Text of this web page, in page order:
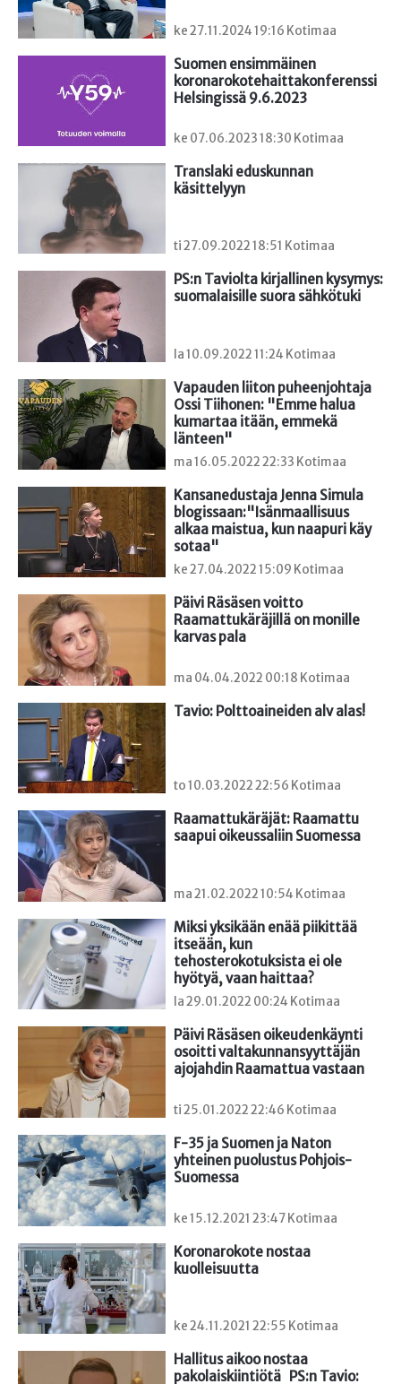
ke 27.11.2024 19:16 Kotimaa
Suomen ensimmäinen
koronarokotehaittakonferenssi
Helsingissä 9.6.2023
ke 07.06.2023 18:30 Kotimaa
Translaki eduskunnan
käsittelyyn
ti 27.09.2022 18:51 Kotimaa
PS:n Taviolta kirjallinen kysymys:
suomalaisille suora sähkötuki
la 10.09.2022 11:24 Kotimaa
Vapauden liiton puheenjohtaja
Ossi Tiihonen: "Emme halua
kumartaa itään, emmekä
länteen"
ma 16.05.2022 22:33 Kotimaa
Kansanedustaja Jenna Simula
blogissaan:"Isänmaallisuus
alkaa maistua, kun naapuri käy
sotaa"
ke 27.04.2022 15:09 Kotimaa
Päivi Räsäsen voitto
Raamattukäräjillä on monille
karvas pala
ma 04.04.2022 00:18 Kotimaa
Tavio: Polttoaineiden alv alas!
to 10.03.2022 22:56 Kotimaa
Raamattukäräjät: Raamattu
saapui oikeussaliin Suomessa
ma 21.02.2022 10:54 Kotimaa
Miksi yksikään enää piikittää
itseään, kun
tehosterokotuksista ei ole
hyötyä, vaan haittaa?
la 29.01.2022 00:24 Kotimaa
Päivi Räsäsen oikeudenkäynti
osoitti valtakunnansyyttäjän
ajojahdin Raamattua vastaan
ti 25.01.2022 22:46 Kotimaa
F-35 ja Suomen ja Naton
yhteinen puolustus Pohjois-
Suomessa
ke 15.12.2021 23:47 Kotimaa
Koronarokote nostaa
kuolleisuutta
ke 24.11.2021 22:55 Kotimaa
Hallitus aikoo nostaa
pakolaiskiintiötä   PS:n Tavio: